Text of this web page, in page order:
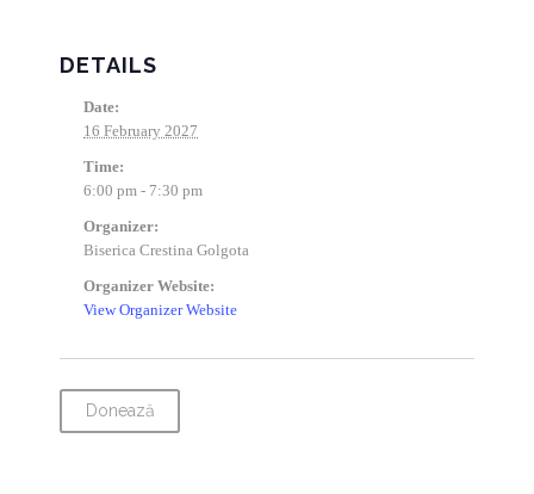
DETAILS
Date:
16 February 2027
Time:
6:00 pm - 7:30 pm
Organizer:
Biserica Crestina Golgota
Organizer Website:
View Organizer Website
Donează